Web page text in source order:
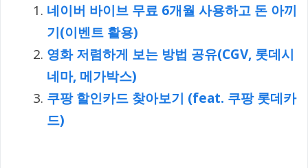
네이버 바이브 무료 6개월 사용하고 돈 아끼
기(이벤트 활용)
영화 저렴하게 보는 방법 공유(CGV, 롯데시
네마, 메가박스)
쿠팡 할인카드 찾아보기 (feat. 쿠팡 롯데카
드)